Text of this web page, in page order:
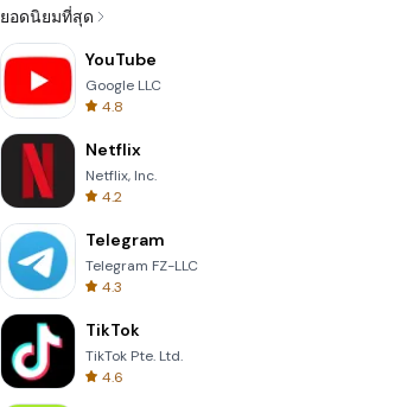
ยอดนิยมที่สุด
YouTube
Google LLC
4.8
Netflix
Netflix, Inc.
4.2
Telegram
Telegram FZ-LLC
4.3
TikTok
TikTok Pte. Ltd.
4.6